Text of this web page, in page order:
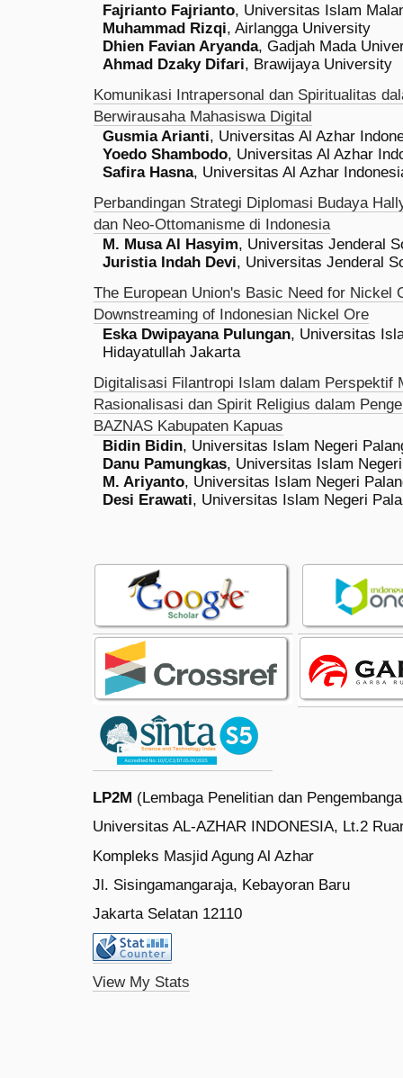
Fajrianto Fajrianto, Universitas Islam
Muhammad Rizqi, Airlangga University
Dhien Favian Aryanda, Gadjah Mada
Ahmad Dzaky Difari, Brawijaya University
Komunikasi Intrapersonal dan Spiritualitas
Berwirausaha Mahasiswa Digital
Gusmia Arianti, Universitas Al Azhar
Yoedo Shambodo, Universitas Al Azhar
Safira Hasna, Universitas Al Azhar
Perbandingan Strategi Diplomasi Budaya
dan Neo-Ottomanisme di Indonesia
M. Musa Al Hasyim, Universitas Jenderal
Juristia Indah Devi, Universitas Jenderal
The European Union's Basic Need for Nickel
Downstreaming of Indonesian Nickel Ore
Eska Dwipayana Pulungan, Universitas
Hidayatullah Jakarta
Digitalisasi Filantropi Islam dalam Perspektif
Rasionalisasi dan Spirit Religius dalam
BAZNAS Kabupaten Kapuas
Bidin Bidin, Universitas Islam Negeri
Danu Pamungkas, Universitas Islam
M. Ariyanto, Universitas Islam Negeri
Desi Erawati, Universitas Islam Negeri
LP2M (Lembaga Penelitian dan
Universitas AL-AZHAR INDONESIA, Lt.2
Kompleks Masjid Agung Al Azhar
Jl. Sisingamangaraja, Kebayoran Baru
Jakarta Selatan 12110
View My Stats